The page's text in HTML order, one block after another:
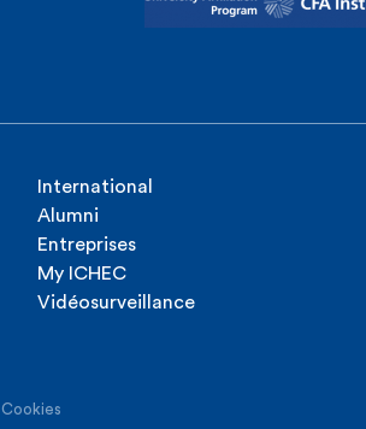
International
Alumni
Entreprises
My ICHEC
Vidéosurveillance
Cookies